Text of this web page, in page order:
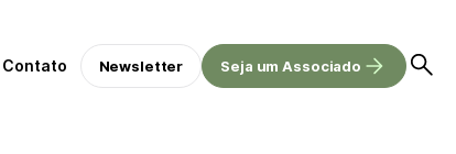
Contato Newsletter Seja um Associado